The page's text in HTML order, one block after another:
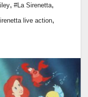
, #La Sirenetta,
live action,